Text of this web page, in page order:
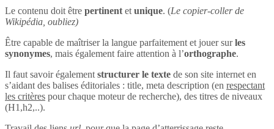
Le contenu doit être pertinent et unique. (Le copier-coller de
Wikipédia, oubliez)
Être capable de maîtriser la langue parfaitement et jouer surles
synonymes, mais également faire attention à l’orthographe.
Il faut savoir également structurer le texte de son site internet en
s’aidant des balises éditoriales : title, meta description (en respectant
les critères pour chaque moteur de recherche), des titres de niveaux
(H1,h2,..).